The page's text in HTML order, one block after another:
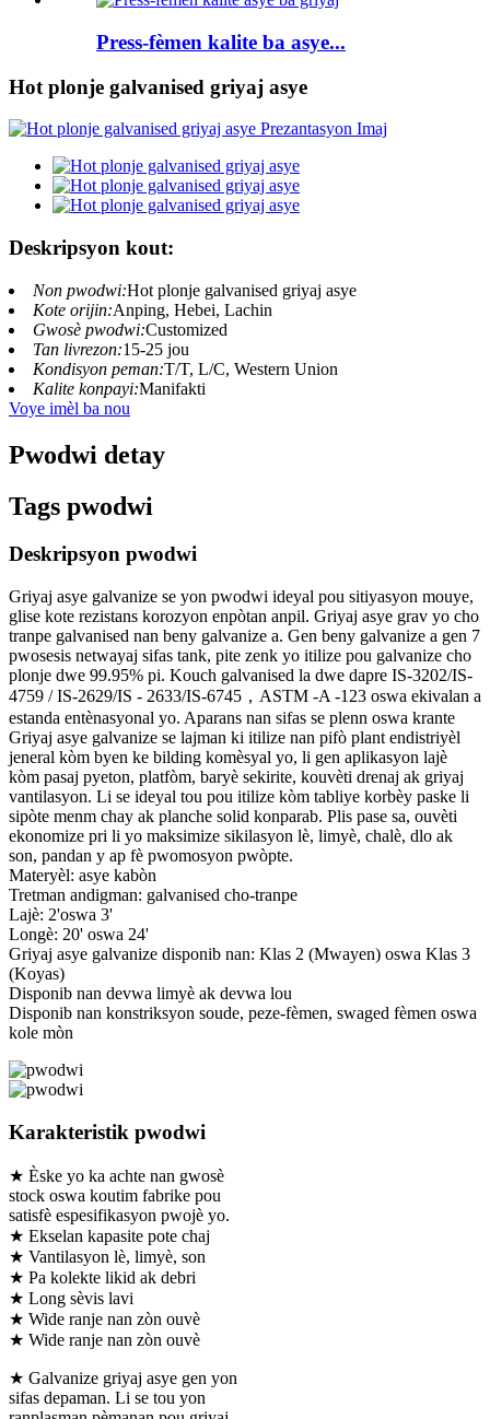
Press-fèmen kalite ba asye...
Hot plonje galvanised griyaj asye
Deskripsyon kout:
Non pwodwi:Hot plonje galvanised griyaj asye
Kote orijin:Anping, Hebei, Lachin
Gwosè pwodwi:Customized
Tan livrezon:15-25 jou
Kondisyon peman:T/T, L/C, Western Union
Kalite konpayi:Manifakti
Voye imèl ba nou
Pwodwi detay
Tags pwodwi
Deskripsyon pwodwi
Griyaj asye galvanize se yon pwodwi ideyal pou sitiyasyon mouye,
glise kote rezistans korozyon enpòtan anpil. Griyaj asye grav yo cho
tranpe galvanised nan beny galvanize a. Gen beny galvanize a gen 7
pwosesis netwayaj sifas tank, pite zenk yo itilize pou galvanize cho
plonje dwe 99.95% pi. Kouch galvanised la dwe dapre IS-3202/IS-
4759 / IS-2629/IS - 2633/IS-6745，ASTM -A -123 oswa ekivalan a
estanda entènasyonal yo. Aparans nan sifas se plenn oswa krante
Griyaj asye galvanize se lajman ki itilize nan pifò plant endistriyèl
jeneral kòm byen ke bilding komèsyal yo, li gen aplikasyon lajè
kòm pasaj pyeton, platfòm, baryè sekirite, kouvèti drenaj ak griyaj
vantilasyon. Li se ideyal tou pou itilize kòm tabliye korbèy paske li
sipòte menm chay ak planche solid konparab. Plis pase sa, ouvèti
ekonomize pri li yo maksimize sikilasyon lè, limyè, chalè, dlo ak
son, pandan y ap fè pwomosyon pwòpte.
Materyèl: asye kabòn
Tretman andigman: galvanised cho-tranpe
Lajè: 2'oswa 3'
Longè: 20' oswa 24'
Griyaj asye galvanize disponib nan: Klas 2 (Mwayen) oswa Klas 3
(Koyas)
Disponib nan devwa limyè ak devwa lou
Disponib nan konstriksyon soude, peze-fèmen, swaged fèmen oswa
kole mòn
Karakteristik pwodwi
★ Èske yo ka achte nan gwosè
stock oswa koutim fabrike pou
satisfè espesifikasyon pwojè yo.
★ Ekselan kapasite pote chaj
★ Vantilasyon lè, limyè, son
★ Pa kolekte likid ak debri
★ Long sèvis lavi
★ Wide ranje nan zòn ouvè
★ Wide ranje nan zòn ouvè
★ Galvanize griyaj asye gen yon
sifas depaman. Li se tou yon